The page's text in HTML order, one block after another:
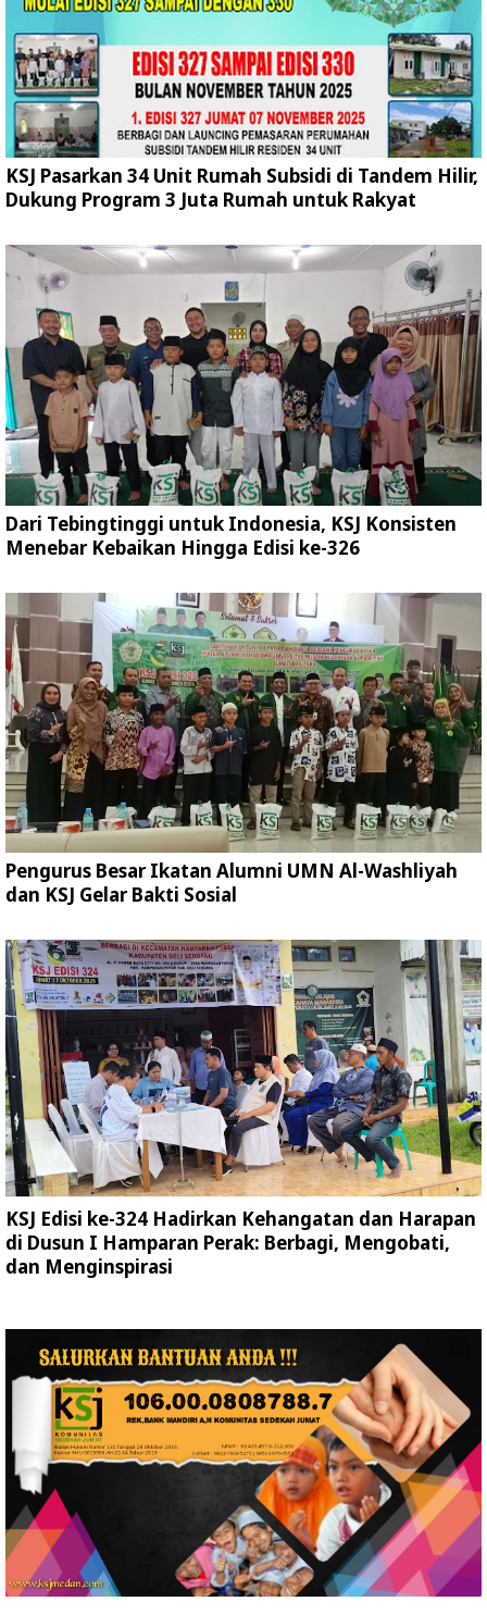
KSJ Pasarkan 34 Unit Rumah Subsidi di Tandem Hilir,
Dukung Program 3 Juta Rumah untuk Rakyat
Dari Tebingtinggi untuk Indonesia, KSJ Konsisten
Menebar Kebaikan Hingga Edisi ke-326
Pengurus Besar Ikatan Alumni UMN Al-Washliyah
dan KSJ Gelar Bakti Sosial
KSJ Edisi ke-324 Hadirkan Kehangatan dan Harapan
di Dusun I Hamparan Perak: Berbagi, Mengobati,
dan Menginspirasi